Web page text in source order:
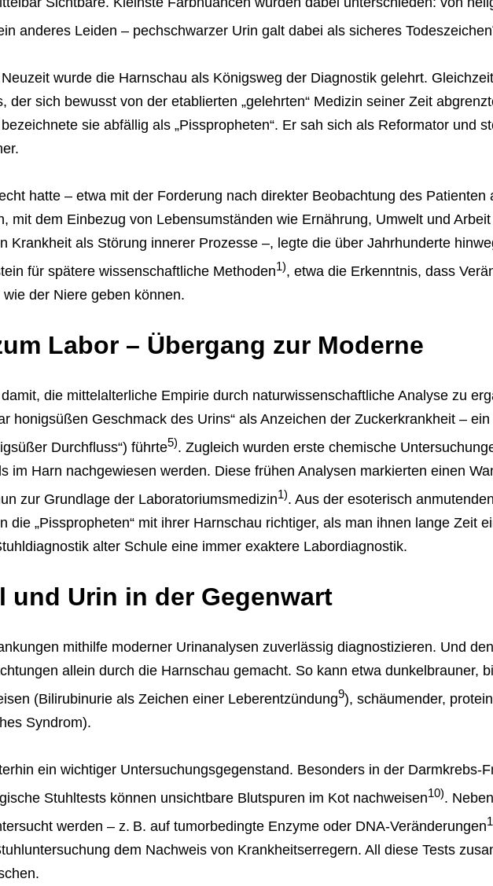
anderes Leiden – pechschwarzer Urin galt dabei als sicheres Todeszeichen
wurde die Harnschau als Königsweg der Diagnostik gelehrt.
der sich bewusst von der etablierten „gelehrten“ Medizin seiner Zeit
sie abfällig als „Pisspropheten“. Er sah sich als Reformator und
hatte – etwa mit der Forderung nach direkter Beobachtung des Patienten
mit dem Einbezug von Lebensumständen wie Ernährung, Umwelt und
Krankheit als Störung innerer Prozesse –, legte die über Jahrhunderte
für spätere wissenschaftliche Methoden1), etwa die Erkenntnis, dass
der Niere geben können.
Labor – Übergang zur Moderne
die mittelalterliche Empirie durch naturwissenschaftliche Analyse zu
honigsüßen Geschmack des Urins“ als Anzeichen der Zuckerkrankheit –
Durchfluss“) führte5). Zugleich wurden erste chemische
im Harn nachgewiesen werden. Diese frühen Analysen markierten einen
zur Grundlage der Laboratoriumsmedizin1). Aus der esoterisch
die „Pisspropheten“ mit ihrer Harnschau richtiger, als man ihnen lange Zeit
alter Schule eine immer exaktere Labordiagnostik.
Urin in der Gegenwart
mithilfe moderner Urinanalysen zuverlässig diagnostizieren. Und
allein durch die Harnschau gemacht. So kann etwa dunkelbrauner,
(Bilirubinurie als Zeichen einer Leberentzündung9), schäumender,
Syndrom).
ein wichtiger Untersuchungsgegenstand. Besonders in der Darmkrebs-
Stuhltests können unsichtbare Blutspuren im Kot nachweisen10).
werden – z. B. auf tumorbedingte Enzyme oder DNA-Veränderungen
dem Nachweis von Krankheitserregern. All diese Tests